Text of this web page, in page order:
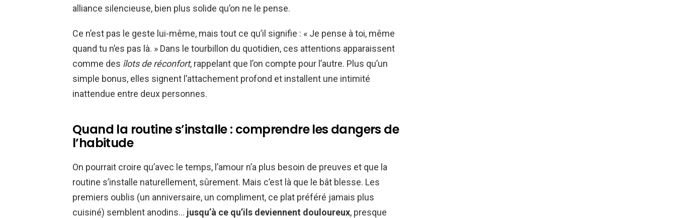
alliance silencieuse, bien plus solide qu’on ne le pense.
Ce n’est pas le geste lui-même, mais tout ce qu’il signifie : « Je pense à toi, même
quand tu n’es pas là. » Dans le tourbillon du quotidien, ces attentions apparaissent
comme des îlots de réconfort, rappelant que l’on compte pour l’autre. Plus qu’un
simple bonus, elles signent l’attachement profond et installent une intimité
inattendue entre deux personnes.
Quand la routine s’installe : comprendre les dangers de
l’habitude
On pourrait croire qu’avec le temps, l’amour n’a plus besoin de preuves et que la
routine s’installe naturellement, sûrement. Mais c’est là que le bât blesse. Les
premiers oublis (un anniversaire, un compliment, ce plat préféré jamais plus
cuisiné) semblent anodins… jusqu’à ce qu’ils deviennent douloureux, presque